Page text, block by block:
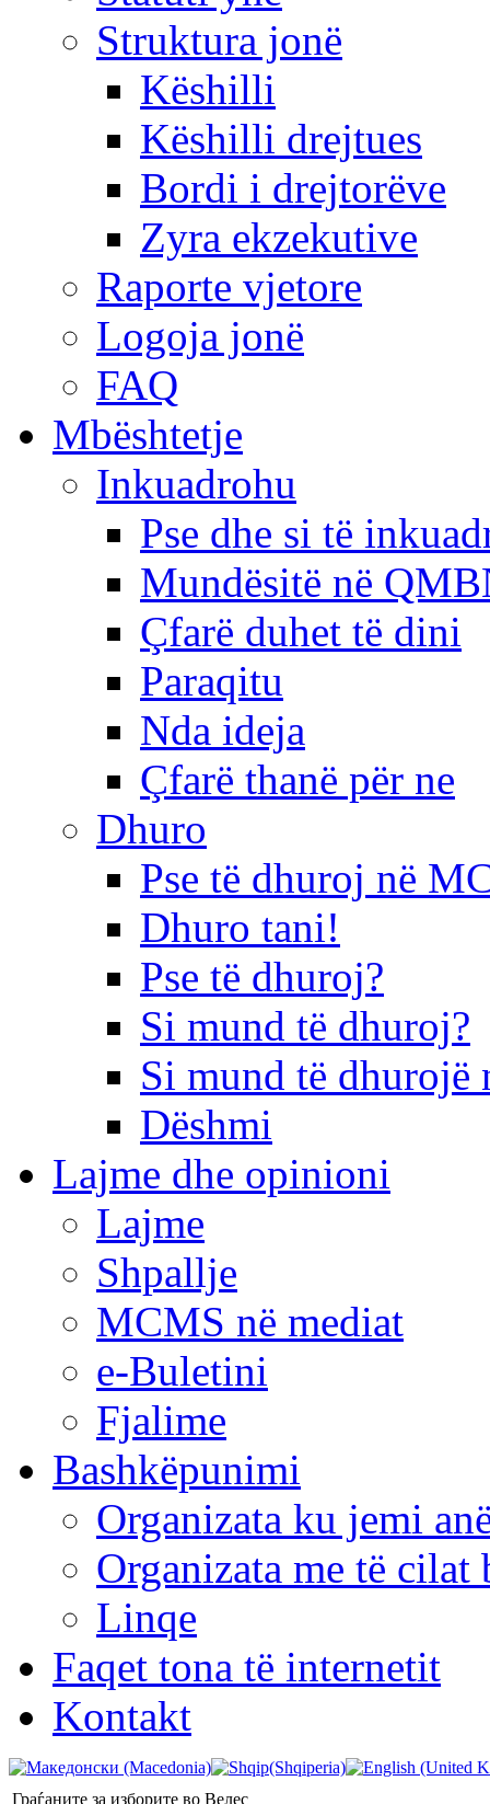
Struktura jonë
Këshilli
Këshilli drejtues
Bordi i drejtorëve
Zyra ekzekutive
Raporte vjetore
Logoja jonë
FAQ
Mbështetje
Inkuadrohu
Pse dhe si të
Mundësitë në
Çfarë duhet të dini
Paraqitu
Nda ideja
Çfarë thanë për ne
Dhuro
Pse të dhuroj në
Dhuro tani!
Pse të dhuroj?
Si mund të dhuroj?
Si mund të dhurojë
Dëshmi
Lajme dhe opinioni
Lajme
Shpallje
MCMS në mediat
e-Buletini
Fjalime
Bashkëpunimi
Organizata ku jemi
Organizata me të cilat
Linqe
Faqet tona të internetit
Kontakt
Граѓаните за изборите во Велес